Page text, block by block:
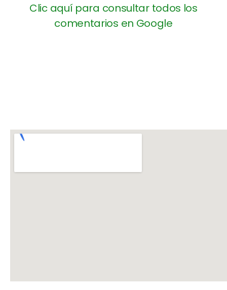
Clic aquí para consultar todos los
comentarios en Google